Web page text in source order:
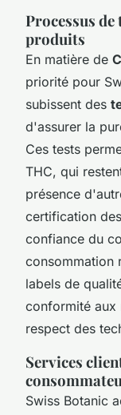
Processus
produits
En matière de
priorité pour
subissent des
d'assurer la
Ces tests
THC, qui
présence
certification
confiance du
consommation
labels de
conformité aux
respect des
Services
Swiss Botanic